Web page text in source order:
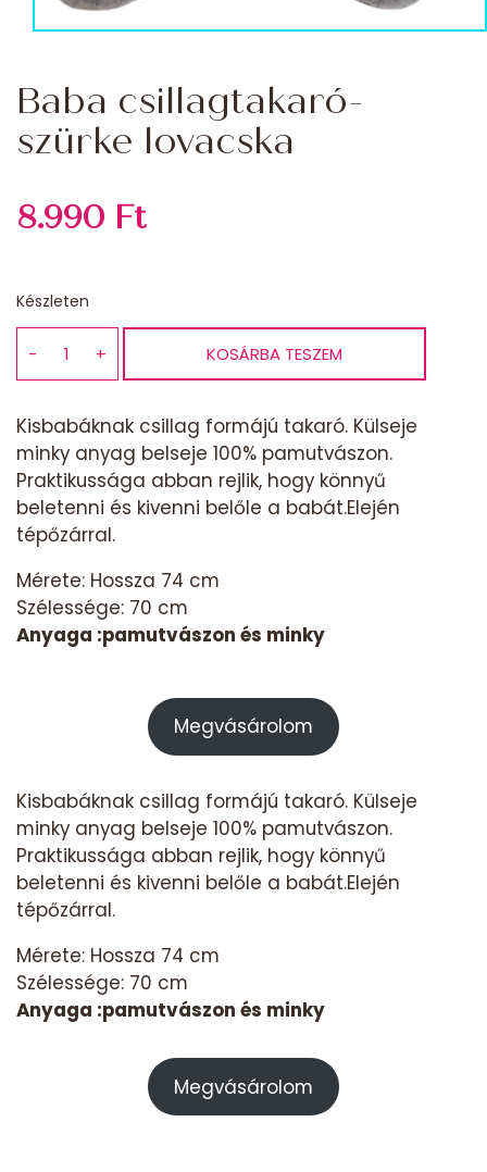
Baba csillagtakaró-
szürke lovacska
8.990 Ft
Készleten
Baba
szürke
lovacska
mennyiség
− + KOSÁRBA TESZEM
Kisbabáknak csillag formájú takaró. Külseje
minky anyag belseje 100% pamutvászon.
Praktikussága abban rejlik, hogy könnyű
beletenni és kivenni belőle a babát.Elején
tépőzárral.
Mérete: Hossza 74 cm
Szélessége: 70 cm
Anyaga :pamutvászon és minky
Megvásárolom
Kisbabáknak csillag formájú takaró. Külseje
minky anyag belseje 100% pamutvászon.
Praktikussága abban rejlik, hogy könnyű
beletenni és kivenni belőle a babát.Elején
tépőzárral.
Mérete: Hossza 74 cm
Szélessége: 70 cm
Anyaga :pamutvászon és minky
Megvásárolom